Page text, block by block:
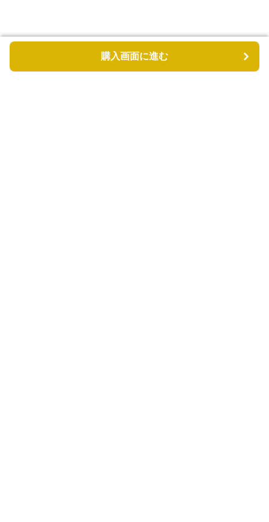
購入画面に進む
購入画面に進む